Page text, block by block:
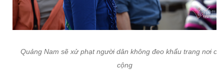
Quảng Nam sẽ xử phạt người dân không đeo khẩu trang nơi
cộng